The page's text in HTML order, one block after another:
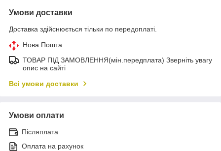
Умови доставки
Доставка здійснюється тільки по передоплаті.
Нова Пошта
ТОВАР ПІД ЗАМОВЛЕННЯ(мін.передплата) Зверніть увагу
опис на сайті
Всі умови доставки
Умови оплати
Післяплата
Оплата на рахунок